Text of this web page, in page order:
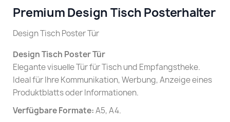
Premium Design Tisch Posterhalter
Design Tisch Poster Tür
Design Tisch Poster Tür
Elegante visuelle Tür für Tisch und Empfangstheke.
Ideal für Ihre Kommunikation, Werbung, Anzeige eines
Produktblatts oder Informationen.
Verfügbare Formate:A5, A4.